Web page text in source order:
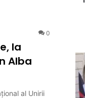
0
la
Alba
al Unirii